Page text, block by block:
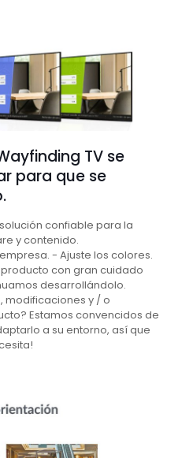
TV se
para que se
confiable para la
y contenido.
- Ajuste los colores.
con gran cuidado
desarrollándolo.
modificaciones y / o
Estamos convencidos de
a su entorno, así que